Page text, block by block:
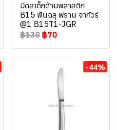
มีดสเต็กด้ามพลาสติก
B15 ฟันฉลุ ฟราน จากัวร์
@1 B15T1-JGR
฿130 ฿70
-44%